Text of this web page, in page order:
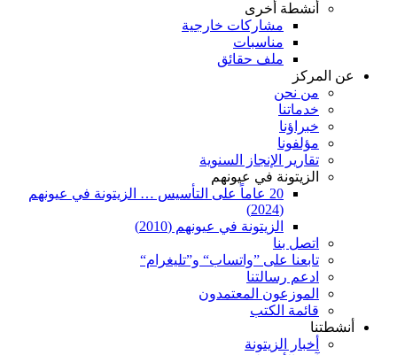
أنشطة أخرى
مشاركات خارجية
مناسبات
ملف حقائق
عن المركز
من نحن
خدماتنا
خبراؤنا
مؤلفونا
تقارير الإنجاز السنوية
الزيتونة في عيونهم
20 عاماً على التأسيس … الزيتونة في عيونهم
(2024)
الزيتونة في عيونهم (2010)
اتصل بنا
تابعنا على ”واتساب“ و”تليغرام“
ادعم رسالتنا
الموزعون المعتمدون
قائمة الكتب
أنشطتنا
أخبار الزيتونة